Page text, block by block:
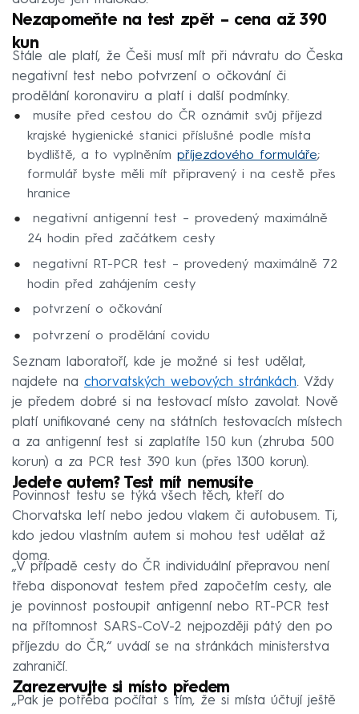
Nezapomeňte na test zpět – cena až 390
kun
Stále ale platí, že Češi musí mít při návratu do Česka
negativní test nebo potvrzení o očkování či
prodělání koronaviru a platí i další podmínky.
musíte před cestou do ČR oznámit svůj příjezd
krajské hygienické stanici příslušné podle místa
bydliště, a to vyplněním příjezdového formuláře;
formulář byste měli mít připravený i na cestě přes
hranice
negativní antigenní test – provedený maximálně
24 hodin před začátkem cesty
negativní RT-PCR test – provedený maximálně 72
hodin před zahájením cesty
potvrzení o očkování
potvrzení o prodělání covidu
Seznam laboratoří, kde je možné si test udělat,
najdete na chorvatských webových stránkách. Vždy
je předem dobré si na testovací místo zavolat. Nově
platí unifikované ceny na státních testovacích místech
a za antigenní test si zaplatíte 150 kun (zhruba 500
korun) a za PCR test 390 kun (přes 1300 korun).
Jedete autem? Test mít nemusíte
Povinnost testu se týká všech těch, kteří do
Chorvatska letí nebo jedou vlakem či autobusem. Ti,
kdo jedou vlastním autem si mohou test udělat až
doma.
„V případě cesty do ČR individuální přepravou není
třeba disponovat testem před započetím cesty, ale
je povinnost postoupit antigenní nebo RT-PCR test
na přítomnost SARS-CoV-2 nejpozději pátý den po
příjezdu do ČR,“ uvádí se na stránkách ministerstva
zahraničí.
Zarezervujte si místo předem
„Pak je potřeba počítat s tím, že si místa účtují ještě